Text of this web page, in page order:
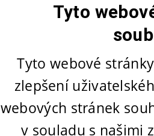
Tyto
Tyto webové
zlepšení
webových stránek
v souladu s našimi